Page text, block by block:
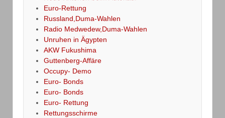
Euro-Rettung
Russland,Duma-Wahlen
Radio Medwedew,Duma-Wahlen
Unruhen in Ägypten
AKW Fukushima
Guttenberg-Affäre
Occupy- Demo
Euro- Bonds
Euro- Bonds
Euro- Rettung
Rettungsschirme